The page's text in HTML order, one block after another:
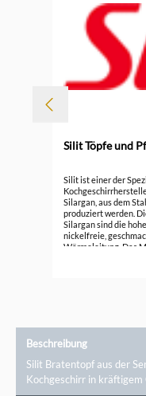
Silit Töpfe und
Silit ist einer der
Silargan, aus dem
produziert werden.
Silargan sind die
nickelfreie,
Wärmeleitung. Das
Beschreibung
Silit Bratentopf aus der
Kochgeschirr in